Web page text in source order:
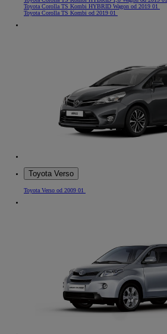
Toyota Corolla TS Kombi HYBRID Wagon od 2019 01
Toyota Corolla TS Kombi od 2019 01
Toyota Verso
Toyota Verso od 2009 01